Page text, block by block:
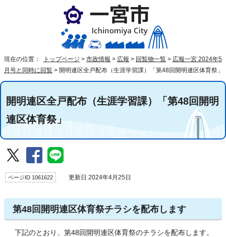
現在の位置： トップページ > 市政情報 > 広報 > 回覧物一覧 > 広報一宮 2024年5
月号と同時に回覧 > 開明連区全戸配布（生涯学習課）「第48回開明連区体育祭」
開明連区全戸配布（生涯学習課）「第48回開明
連区体育祭」
ページID 1061622 更新日 2024年4月25日
第48回開明連区体育祭チラシを配布します
下記のとおり、第48回開明連区体育祭のチラシを配布します。